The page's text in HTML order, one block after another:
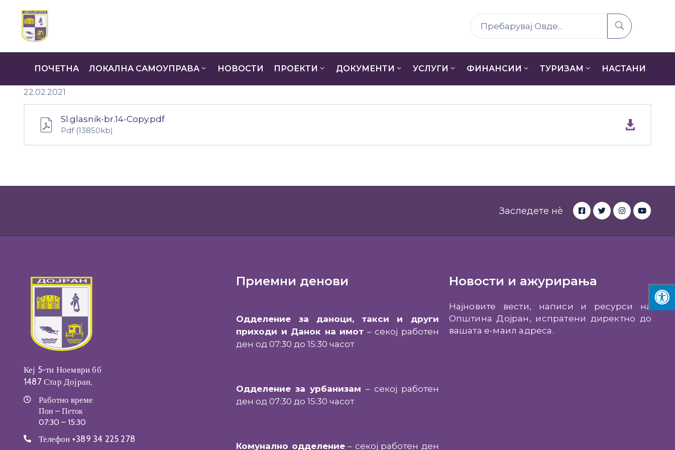
ПОЧЕТНА ЛОКАЛНА САМОУПРАВА НОВОСТИ ПРОЕКТИ ДОКУМЕНТИ УСЛУГИ ФИНАНСИИ ТУРИЗАМ НАСТАНИ
22.02.2021
Sl.glasnik-br.14-Copy.pdf
Pdf (13850kb)
Заследете нè
Кеј 5-ти Ноември бб
1487 Стар Дојран,
Работно време
Пон – Петок
07:30 – 15:30
Телефон +389 34 225 278
Приемни денови
Одделение за даноци, такси и други
приходи и Данок на имот – секој работен
ден од 07:30 до 15:30 часот
Одделение за урбанизам – секој работен
ден од 07:30 до 15:30 часот
Комунално одделение– секој работен ден
Новости и ажурирања
Најновите вести, написи и ресурси на
Општина Дојран, испратени директно до
вашата е-маил адреса.